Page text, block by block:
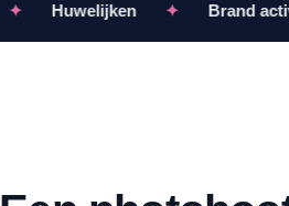
Huwelijken ✦ Brand